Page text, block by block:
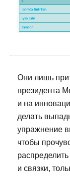
Они лишь
президента
и на
делать
упражнение
чтобы
и связки,